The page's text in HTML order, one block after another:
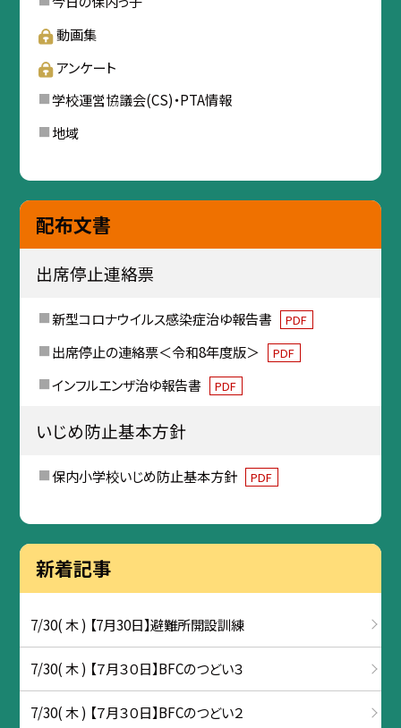
動画集
アンケート
学校運営協議会(CS)・PTA情報
地域
配布文書
出席停止連絡票
新型コロナウイルス感染症治ゆ報告書 PDF
出席停止の連絡票＜令和8年度版＞ PDF
インフルエンザ治ゆ報告書 PDF
いじめ防止基本方針
保内小学校いじめ防止基本方針 PDF
新着記事
7/30( 木 ) 【7月30日】避難所開設訓練
7/30( 木 ) 【７月３０日】BFCのつどい３
7/30( 木 ) 【７月３０日】BFCのつどい２